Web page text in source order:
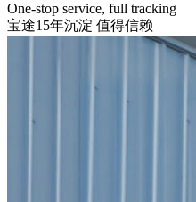
One-stop service, full tracking
宝途15年沉淀 值得信赖